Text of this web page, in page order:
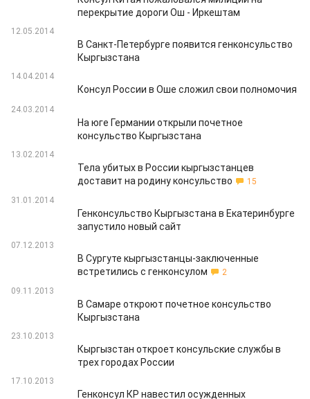
перекрытие дороги Ош - Иркештам
12.05.2014
В Санкт-Петербурге появится генконсульство
Кыргызстана
14.04.2014
Консул России в Оше сложил свои полномочия
24.03.2014
На юге Германии открыли почетное
консульство Кыргызстана
13.02.2014
Тела убитых в России кыргызстанцев
доставит на родину консульство
15
31.01.2014
Генконсульство Кыргызстана в Екатеринбурге
запустило новый сайт
07.12.2013
В Сургуте кыргызстанцы-заключенные
встретились с генконсулом
2
09.11.2013
В Самаре откроют почетное консульство
Кыргызстана
23.10.2013
Кыргызстан откроет консульские службы в
трех городах России
17.10.2013
Генконсул КР навестил осужденных